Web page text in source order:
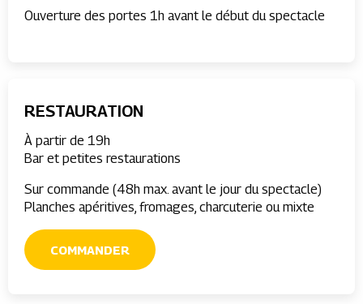
Ouverture des portes 1h avant le début du spectacle
RESTAURATION
À partir de 19h
Bar et petites restaurations
Sur commande (48h max. avant le jour du spectacle)
Planches apéritives, fromages, charcuterie ou mixte
COMMANDER